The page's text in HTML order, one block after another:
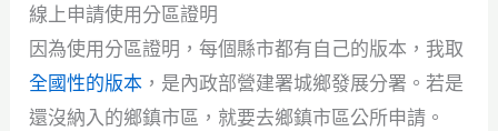
線上申請使用分區證明
因為使用分區證明，每個縣市都有自己的版本，我取
全國性的版本 ，是內政部營建署城鄉發展分署。若是
還沒納入的鄉鎮市區，就要去鄉鎮市區公所申請。